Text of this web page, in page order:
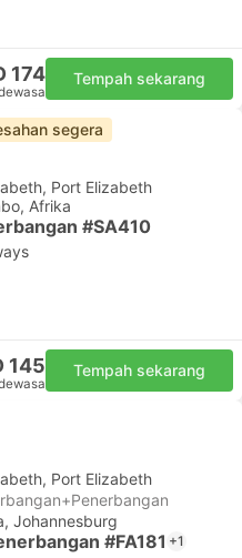
174 Tempah sekarang
segera
Port Elizabeth
Afrika
#SA410
145 Tempah sekarang
Port Elizabeth
Johannesburg
#FA181 +1